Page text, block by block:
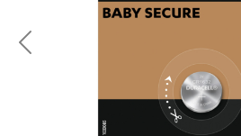
Previous